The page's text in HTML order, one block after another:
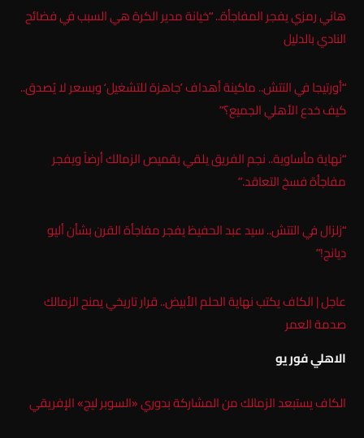
هاني رمزي يفجر المفاجأة.. “خيانة مدير الكرة هي السبب في فضائح
النادي بالدليل
“أورتيجا في التتش.. ماكينة أهداف ’جاهزة للتشغيل‘ وبسعر لا يُصدق..
كيف خدع الأهلي الجميع؟”
“نهاية مأساوية.. نجم الفريق يلقي بقميص الزمالك أرضاً ويفجر
مفاجأة فسخ التعاقد.”
“زلزال في التتش.. سيد عبد الحفيظ يفجر مفاجأة القرن بشأن أليو
ديانج!”
عاجل | الكاف يكتب نهاية الحلم الأبيض.. قرار تاريخي يمنح الزمالك
صدمة العمر
الاهلي فور يو
الكاف يستبعد الزمالك من المشاركة بدوري «السوبر ليج» الإفريقي